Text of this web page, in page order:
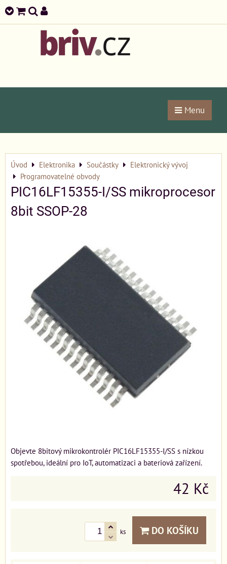
Menu
Úvod Elektronika Součástky
Elektronický vývoj
Programovatelné obvody
PIC16LF15355-I/SS mikroprocesor
8bit SSOP-28
Objevte 8bitový mikrokontrolér PIC16LF15355-I/SS s nízkou
spotřebou, ideální pro IoT, automatizaci a bateriová zařízení.
42 Kč
ks DO KOŠÍKU